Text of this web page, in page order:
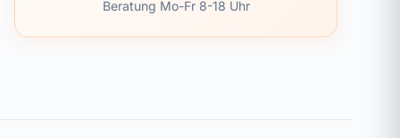
Beratung Mo-Fr 8-18 Uhr